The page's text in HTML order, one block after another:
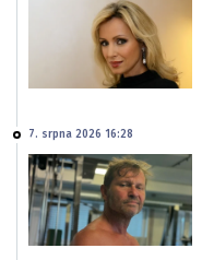
7. srpna 2026 16:28